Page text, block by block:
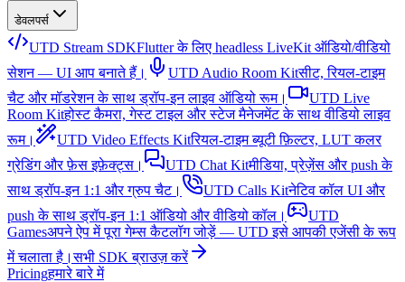
डेवलपर्स
UTD Stream SDKFlutter के लिए headless LiveKit ऑडियो/वीडियो
सेशन — UI आप बनाते हैं।
UTD Audio Room Kitसीट, रियल-टाइम
चैट और मॉडरेशन के साथ ड्रॉप-इन लाइव ऑडियो रूम।
UTD Live
Room Kitहोस्ट कैमरा, गेस्ट टाइल और स्टेज मैनेजमेंट के साथ वीडियो लाइव
रूम।
UTD Video Effects Kitरियल-टाइम ब्यूटी फ़िल्टर, LUT कलर
ग्रेडिंग और फ़ेस इफ़ेक्ट्स।
UTD Chat Kitमीडिया, प्रेज़ेंस और push के
साथ ड्रॉप-इन 1:1 और ग्रुप चैट।
UTD Calls Kitनेटिव कॉल UI और
push के साथ ड्रॉप-इन 1:1 ऑडियो और वीडियो कॉल।
UTD
Gamesअपने ऐप में पूरा गेम्स कैटलॉग जोड़ें — UTD इसे आपकी एजेंसी के रूप
में चलाता है।सभी SDK ब्राउज़ करें
Pricingहमारे बारे में